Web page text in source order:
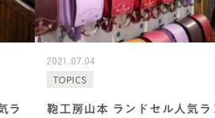
ラ
2021.07.04
TOPICS
鞄工房山本 ランドセル人気ラ